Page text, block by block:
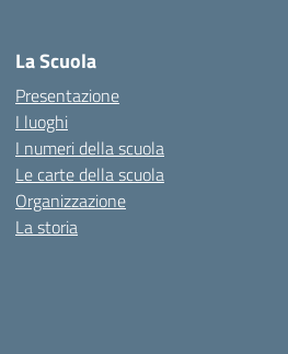
La Scuola
Presentazione
I luoghi
I numeri della scuola
Le carte della scuola
Organizzazione
La storia